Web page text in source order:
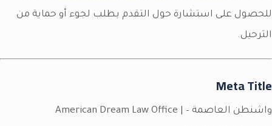
للحصول على استشارة حول التقدم بطلب لجوء أو حماية من
الترحيل.
Meta Title
واشنطن العاصمة – American Dream Law Office |